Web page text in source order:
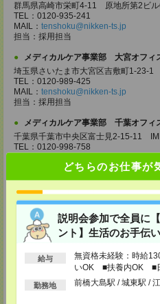
どちらのお仕事が
説明会参加で全員に
ント】生活のお手伝
給与
無資格未経験：時給
いOK ■扶養内OK ■
以上
勤務地 前橋大島駅 / 城東駅 /
群馬県高崎市栄町4-11 原地所第2ビル
TEL：0120-935-241
MAIL： tenshoku@nikken-ts.jp
担当：採用担当
メディカルケア事業部 大宮オフィ
埼玉県さいたま市大宮区吉敷町1-23-
TEL：0120-989-425
MAIL： tenshoku@nikken-ts.jp
担当：採用担当
メディカルケア事業部 千葉オフィ
千葉県千葉市中央区富士見2-15-11
TEL：0120-998-758
担当：採用担当
メディカルケア事業部 柏オフィス
千葉県柏市末広町5-19 第12関口ビ
TEL：0120-935-218
MAIL：tenshoku@nikken-ts.jp
担当：採用担当
メディカルケア事業部 新宿オフィ
東京都新宿区新宿2-3-10 新宿御苑ビ
TEL：0120-457-235
MAIL：tenshoku@nikken-ts.jp